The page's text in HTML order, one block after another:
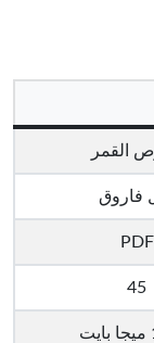
القمر
فاروق
PDF
45